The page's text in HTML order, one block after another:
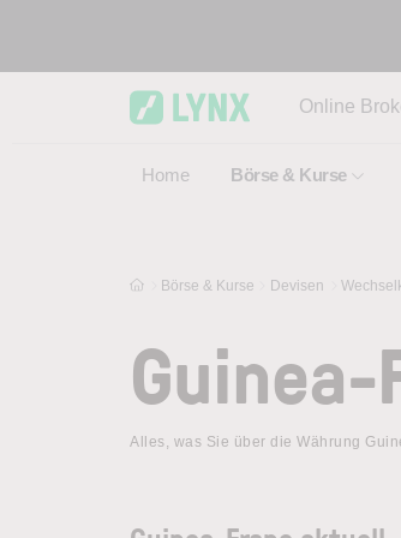
Online
Home Börse & Kurse
Börse & Kurse Devisen
Guinea-
Alles, was Sie über die Währung